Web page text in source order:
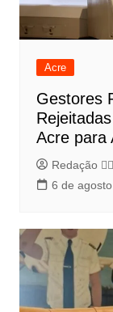
Acre
Gestores
Acre para
Redação
6 de